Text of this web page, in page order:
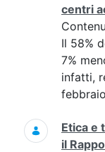
centri
Il 58%
7%
infatti,
Etica e
il